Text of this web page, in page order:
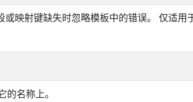
映射键缺失时忽略模板中的错误。 仅适用
名称上。